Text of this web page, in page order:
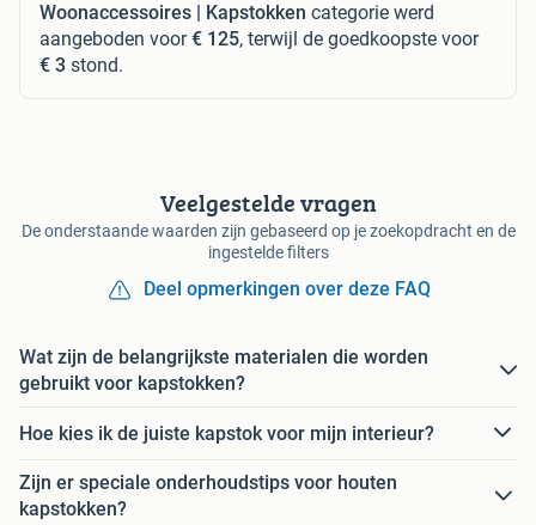
Woonaccessoires | Kapstokken categorie werd
aangeboden voor€ 125, terwijl de goedkoopste voor
€ 3 stond.
Veelgestelde vragen
De onderstaande waarden zijn gebaseerd op je zoekopdracht en de
ingestelde filters
Deel opmerkingen over deze FAQ
Wat zijn de belangrijkste materialen die worden
gebruikt voor kapstokken?
Hoe kies ik de juiste kapstok voor mijn interieur?
Zijn er speciale onderhoudstips voor houten
kapstokken?